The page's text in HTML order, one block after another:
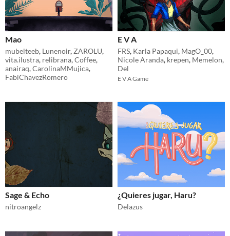
Mao
mubelteeb, Lunenoir, ZAROLU,
vita.ilustra, relibrana,Coffee,
anairaq,CarolinaMMujica,
FabiChavezRomero
E V A
FRS, Karla Papaqui, MagO_00,
Nicole Aranda, krepen, Memelon,
Del
E V A Game
Sage & Echo
nitroangelz
¿Quieres jugar, Haru?
Delazus